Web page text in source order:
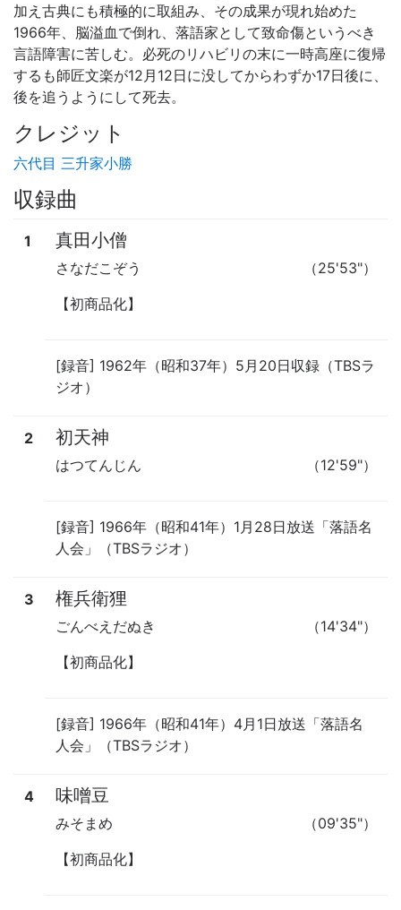
加え古典にも積極的に取組み、その成果が現れ始めた
1966年、脳溢血で倒れ、落語家として致命傷というべき
言語障害に苦しむ。必死のリハビリの末に一時高座に復帰
するも師匠文楽が12月12日に没してからわずか17日後に、
後を追うようにして死去。
クレジット
六代目 三升家小勝
収録曲
1 真田小僧
（25'53"）
さなだこぞう
【初商品化】
[録音] 1962年（昭和37年）5月20日収録（TBSラ
ジオ）
2 初天神
（12'59"）
はつてんじん
[録音] 1966年（昭和41年）1月28日放送「落語名
人会」（TBSラジオ）
3 権兵衛狸
（14'34"）
ごんべえだぬき
【初商品化】
[録音] 1966年（昭和41年）4月1日放送「落語名
人会」（TBSラジオ）
4 味噌豆
（09'35"）
みそまめ
【初商品化】